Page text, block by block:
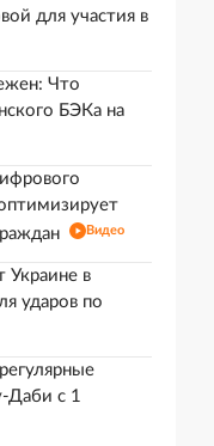
для участия в
Что
БЭКа на
Видео
Украине в
ударов по
Даби с 1